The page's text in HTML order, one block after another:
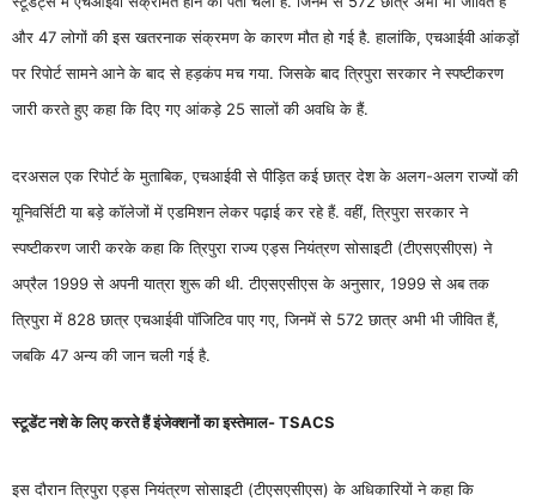
और 47 लोगों की इस खतरनाक संक्रमण के कारण मौत हो गई है. हालांकि, एचआईवी आंकड़ों
पर रिपोर्ट सामने आने के बाद से हड़कंप मच गया. जिसके बाद त्रिपुरा सरकार ने स्पष्टीकरण
जारी करते हुए कहा कि दिए गए आंकड़े 25 सालों की अवधि के हैं.
दरअसल एक रिपोर्ट के मुताबिक, एचआईवी से पीड़ित कई छात्र देश के अलग-अलग राज्यों की
यूनिवर्सिटी या बड़े कॉलेजों में एडमिशन लेकर पढ़ाई कर रहे हैं. वहीं, त्रिपुरा सरकार ने
स्पष्टीकरण जारी करके कहा कि त्रिपुरा राज्य एड्स नियंत्रण सोसाइटी (टीएसएसीएस) ने
अप्रैल 1999 से अपनी यात्रा शुरू की थी. टीएसएसीएस के अनुसार, 1999 से अब तक
त्रिपुरा में 828 छात्र एचआईवी पॉजिटिव पाए गए, जिनमें से 572 छात्र अभी भी जीवित हैं,
जबकि 47 अन्य की जान चली गई है.
स्टूडेंट नशे के लिए करते हैं इंजेक्शनों का इस्तेमाल- TSACS
इस दौरान त्रिपुरा एड्स नियंत्रण सोसाइटी (टीएसएसीएस) के अधिकारियों ने कहा कि